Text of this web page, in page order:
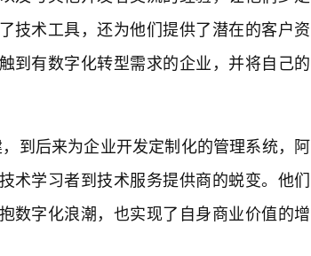
技术工具，还为他们提供了潜在的客户资
到有数字化转型需求的企业，并将自己的
到后来为企业开发定制化的管理系统，阿
术学习者到技术服务提供商的蜕变。他们
数字化浪潮，也实现了自身商业价值的增